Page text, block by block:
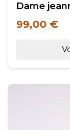
Dame
99,00 €